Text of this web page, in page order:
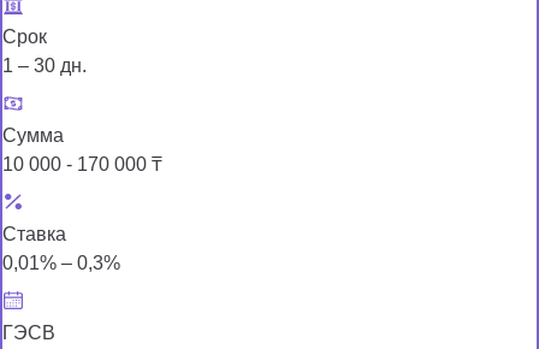
Срок
1 – 30 дн.
Сумма
10 000 - 170 000 ₸
Ставка
0,01% – 0,3%
ГЭСВ